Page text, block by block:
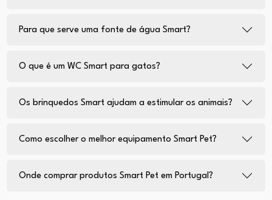
Para que serve uma fonte de água Smart?
O que é um WC Smart para gatos?
Os brinquedos Smart ajudam a estimular os animais?
Como escolher o melhor equipamento Smart Pet?
Onde comprar produtos Smart Pet em Portugal?